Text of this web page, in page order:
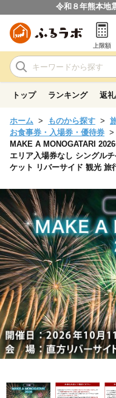
令和８年熊本地
上限額
トップ ランキング 返
ホーム ものから探す
お食事券・入場券・優待券
MAKE A MONOGATARI
エリア入場券なし シングル
ケット リバーサイド 観光 旅